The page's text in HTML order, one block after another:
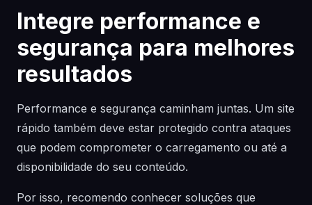
Integre performance e
segurança para melhores
resultados
Performance e segurança caminham juntas. Um site
rápido também deve estar protegido contra ataques
que podem comprometer o carregamento ou até a
disponibilidade do seu conteúdo.
Por isso, recomendo conhecer soluções que